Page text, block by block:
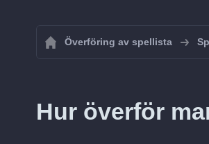
Överföring av spellista
Hur överför